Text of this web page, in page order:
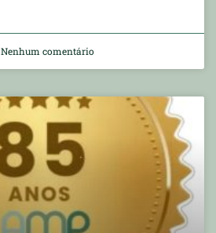
Nenhum comentário